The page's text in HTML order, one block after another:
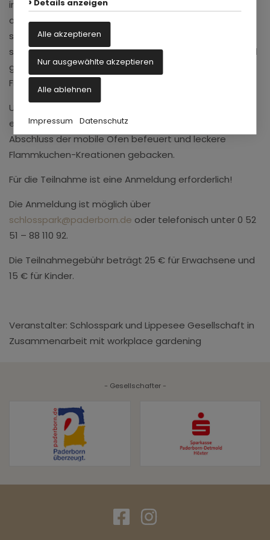
Details anzeigen
Alle akzeptieren
Nur ausgewählte akzeptieren
Alle ablehnen
Impressum Datenschutz
informieren, einige Obstgehölze, Beerensträucher und
allerlei Naschpflanzen kennenzulernen und auch einmal
selbst mit anzupacken, um etwas Bleibendes zu
schaffen. Es wird gemeinsam gebuddelt, gepflanzt und
gewässert, damit der Naschgarten in Zukunft reichlich
Früchte trägt.
Und da es nichts Schöneres gibt, als die Früchte der
eigenen Arbeit zu ernten, wird zum gemütlichen
Abschluss der mobile Ofen befeuert und leckere
Flammkuchen-Kreationen gebacken.
Für die Teilnahme ist eine Anmeldung erforderlich!
Die Anmeldung ist möglich über
schlosspark@paderborn.de oder telefonisch unter 0 52
51 – 88 110 92.
Die Teilnahmegebühr beträgt 25 € für Erwachsene und
15 € für Kinder.
Veranstalter: Schlosspark und Lippesee Gesellschaft in
Zusammenarbeit mit workplace gardening
- Gesellschafter -